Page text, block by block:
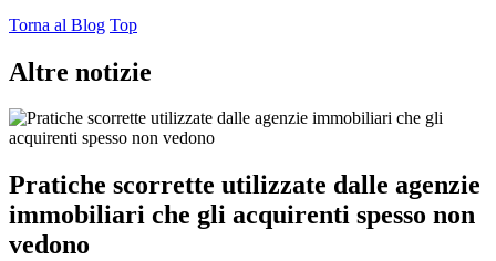
Torna al Blog Top
Altre notizie
Pratiche scorrette utilizzate dalle agenzie
immobiliari che gli acquirenti spesso non
vedono